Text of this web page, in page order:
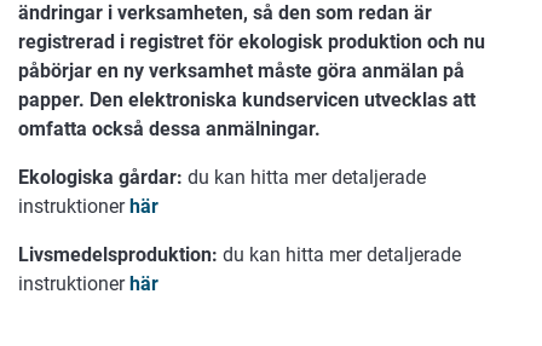
ändringar i verksamheten, så den som redan är
registrerad i registret för ekologisk produktion och nu
påbörjar en ny verksamhet måste göra anmälan på
papper. Den elektroniska kundservicen utvecklas att
omfatta också dessa anmälningar.
Ekologiska gårdar: du kan hitta mer detaljerade
instruktioner här
Livsmedelsproduktion: du kan hitta mer detaljerade
instruktioner här